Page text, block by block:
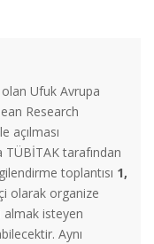
olan Ufuk Avrupa
Research
açılması
TÜBİTAK tarafından
toplantısı 1,
olarak organize
almak isteyen
Aynı